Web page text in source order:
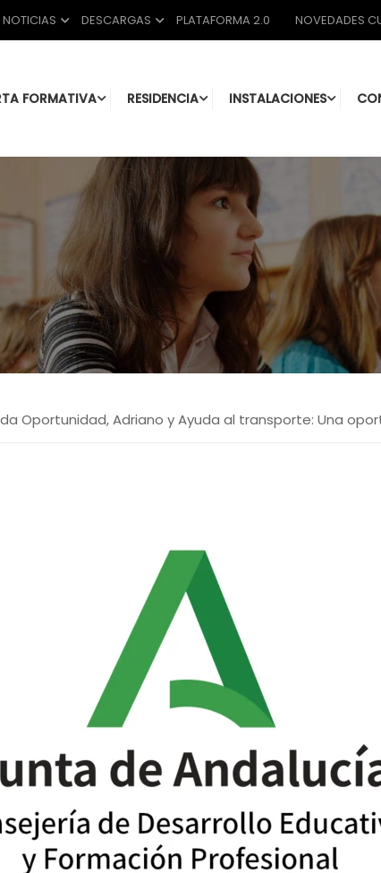
NOTICIAS DESCARGAS PLATAFORMA 2.0 NOVEDADES
FORMATIVA RESIDENCIA INSTALACIONES
Oportunidad, Adriano y Ayuda al transporte: Una